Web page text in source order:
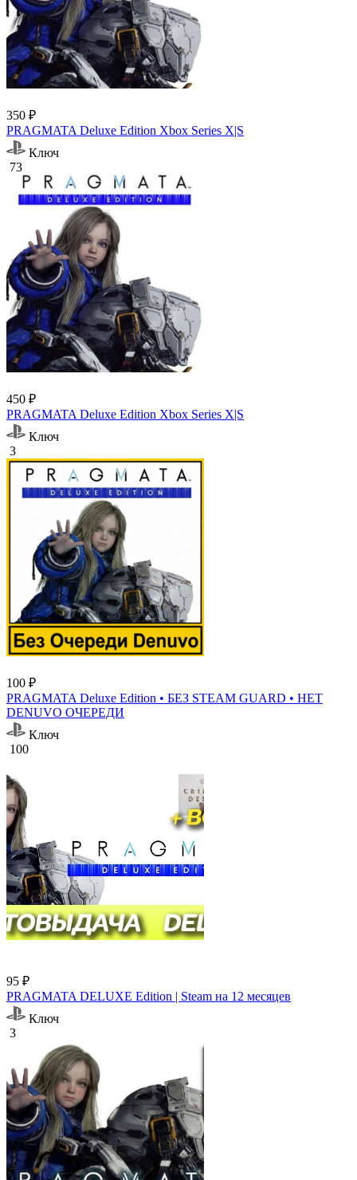
350 ₽
PRAGMATA Deluxe Edition Xbox Series X|S
Ключ
73
450 ₽
PRAGMATA Deluxe Edition Xbox Series X|S
Ключ
3
100 ₽
PRAGMATA Deluxe Edition • БЕЗ STEAM GUARD • НЕТ
DENUVO ОЧЕРЕДИ
Ключ
100
95 ₽
PRAGMATA DELUXE Edition | Steam на 12 месяцев
Ключ
3